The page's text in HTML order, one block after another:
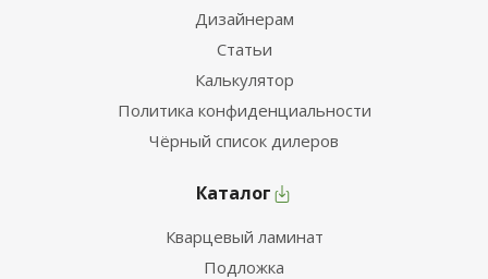
Дизайнерам
Статьи
Калькулятор
Политика конфиденциальности
Чёрный список дилеров
Каталог
Кварцевый ламинат
Подложка